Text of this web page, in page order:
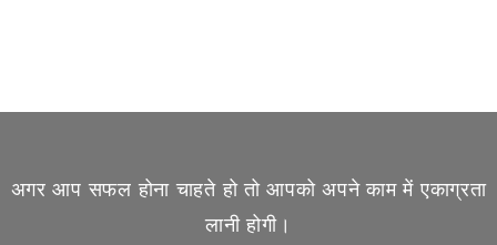
अगर आप सफल होना चाहते हो तो आपको अपने काम में एकाग्रता
लानी होगी।